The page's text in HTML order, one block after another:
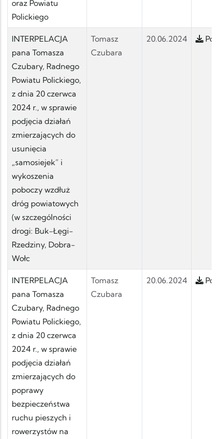
oraz Powiatu
Polickiego
INTERPELACJA
pana Tomasza
Czubary, Radnego
Powiatu Polickiego,
z dnia 20 czerwca
2024 r., w sprawie
podjęcia działań
zmierzających do
usunięcia
„samosiejek” i
wykoszenia
poboczy wzdłuż
dróg powiatowych
(w szczególności
drogi: Buk-Łęgi-
Rzedziny, Dobra-
Wołc
Tomasz
Czubara
20.06.2024
INTERPELACJA
pana Tomasza
Czubary, Radnego
Powiatu Polickiego,
z dnia 20 czerwca
2024 r., w sprawie
podjęcia działań
zmierzających do
poprawy
bezpieczeństwa
ruchu pieszych i
rowerzystów na
Tomasz
Czubara
20.06.2024